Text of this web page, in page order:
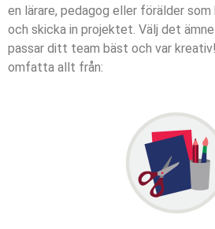
en lärare, pedagog eller förälder som
och skicka in projektet. Välj det
passar ditt team bäst och var kreativ!
omfatta allt från: